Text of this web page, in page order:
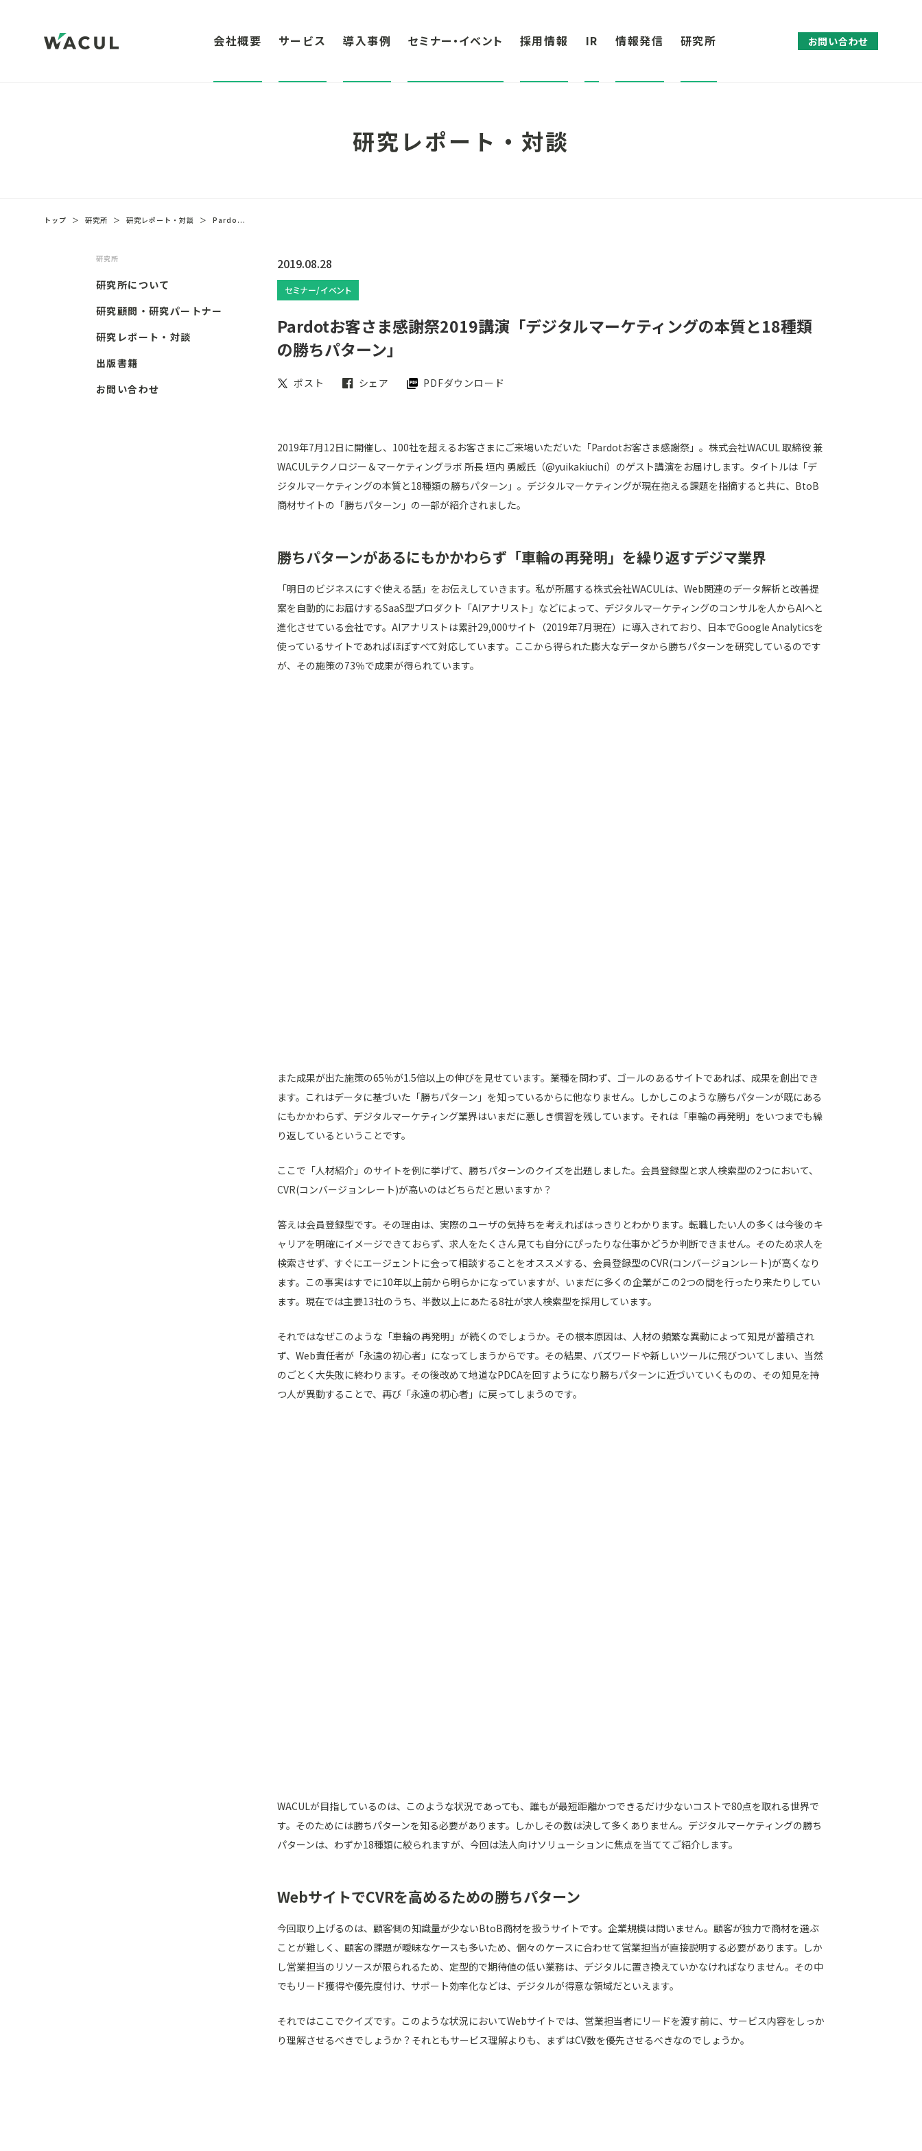
会社概要 サービス 導入事例 セミナー・イベント 採用情報 IR 情報発信 研究所 お問い合わせ
研究レポート・対談
トップ ＞ 研究所 ＞ 研究レポート・対談 ＞ Pardo...
研究所
研究所について
研究顧問・研究パートナー
研究レポート・対談
出版書籍
お問い合わせ
2019.08.28
セミナー/イベント
Pardotお客さま感謝祭2019講演「デジタルマーケティングの本質と18種類
の勝ちパターン」
ポスト シェア PDFダウンロード
2019年7月12日に開催し、100社を超えるお客さまにご来場いただいた「Pardotお客さま感謝祭」。株式会社WACUL 取締役 兼
WACULテクノロジー＆マーケティングラボ 所長 垣内 勇威氏（@yuikakiuchi）のゲスト講演をお届けします。タイトルは「デ
ジタルマーケティングの本質と18種類の勝ちパターン」。デジタルマーケティングが現在抱える課題を指摘すると共に、BtoB
商材サイトの「勝ちパターン」の一部が紹介されました。
勝ちパターンがあるにもかかわらず「車輪の再発明」を繰り返すデジマ業界
「明日のビジネスにすぐ使える話」をお伝えしていきます。私が所属する株式会社WACULは、Web関連のデータ解析と改善提
案を自動的にお届けするSaaS型プロダクト「AIアナリスト 」などによって、デジタルマーケティングのコンサルを人からAIへと
進化させている会社です。AIアナリストは累計29,000サイト（2019年7月現在）に導入されており、日本でGoogle Analyticsを
使っているサイトであればほぼすべて対応しています。ここから得られた膨大なデータから勝ちパターンを研究しているのです
が、その施策の73％で成果が得られています。
また成果が出た施策の65％が1.5倍以上の伸びを見せています。業種を問わず、ゴールのあるサイトであれば、成果を創出でき
ます。これはデータに基づいた「勝ちパターン」を知っているからに他なりません。しかしこのような勝ちパターンが既にある
にもかかわらず、デジタルマーケティング業界はいまだに悪しき慣習を残しています。それは「車輪の再発明」をいつまでも繰
り返しているということです。
ここで「人材紹介」のサイトを例に挙げて、勝ちパターンのクイズを出題しました。会員登録型と求人検索型の2つにおいて、
CVR(コンバージョンレート)が高いのはどちらだと思いますか？
答えは会員登録型です。その理由は、実際のユーザの気持ちを考えればはっきりとわかります。転職したい人の多くは今後のキ
ャリアを明確にイメージできておらず、求人をたくさん見ても自分にぴったりな仕事かどうか判断できません。そのため求人を
検索させず、すぐにエージェントに会って相談することをオススメする、会員登録型のCVR(コンバージョンレート)が高くなり
ます。この事実はすでに10年以上前から明らかになっていますが、いまだに多くの企業がこの2つの間を行ったり来たりしてい
ます。現在では主要13社のうち、半数以上にあたる8社が求人検索型を採用しています。
それではなぜこのような「車輪の再発明」が続くのでしょうか。その根本原因は、人材の頻繁な異動によって知見が蓄積され
ず、Web責任者が「永遠の初心者」になってしまうからです。その結果、バズワードや新しいツールに飛びついてしまい、当然
のごとく大失敗に終わります。その後改めて地道なPDCAを回すようになり勝ちパターンに近づいていくものの、その知見を持
つ人が異動することで、再び「永遠の初心者」に戻ってしまうのです。
WACULが目指しているのは、このような状況であっても、誰もが最短距離かつできるだけ少ないコストで80点を取れる世界で
す。そのためには勝ちパターンを知る必要があります。しかしその数は決して多くありません。デジタルマーケティングの勝ち
パターンは、わずか18種類に絞られますが、今回は法人向けソリューションに焦点を当ててご紹介します。
WebサイトでCVRを高めるための勝ちパターン
今回取り上げるのは、顧客側の知識量が少ないBtoB商材を扱うサイトです。企業規模は問いません。顧客が独力で商材を選ぶ
ことが難しく、顧客の課題が曖昧なケースも多いため、個々のケースに合わせて営業担当が直接説明する必要があります。しか
し営業担当のリソースが限られるため、定型的で期待値の低い業務は、デジタルに置き換えていかなければなりません。その中
でもリード獲得や優先度付け、サポート効率化などは、デジタルが得意な領域だといえます。
それではここでクイズです。このような状況においてWebサイトでは、営業担当者にリードを渡す前に、サービス内容をしっか
り理解させるべきでしょうか？それともサービス理解よりも、まずはCV数を優先させるべきなのでしょうか。